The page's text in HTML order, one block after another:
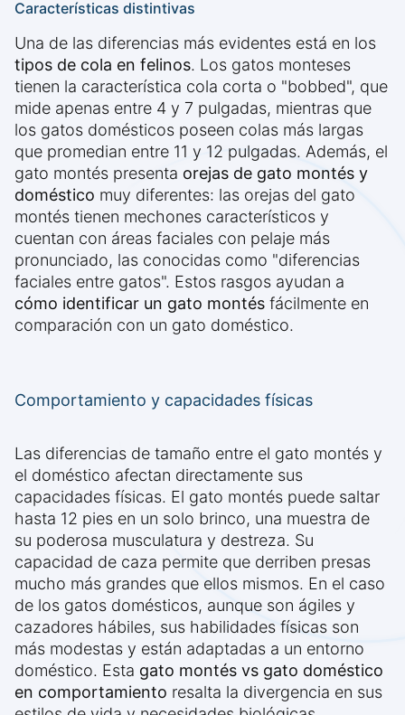
Características distintivas
Una de las diferencias más evidentes está en los
tipos de cola en felinos. Los gatos monteses
tienen la característica cola corta o "bobbed", que
mide apenas entre 4 y 7 pulgadas, mientras que
los gatos domésticos poseen colas más largas
que promedian entre 11 y 12 pulgadas. Además, el
gato montés presenta orejas de gato montés y
doméstico muy diferentes: las orejas del gato
montés tienen mechones característicos y
cuentan con áreas faciales con pelaje más
pronunciado, las conocidas como "diferencias
faciales entre gatos". Estos rasgos ayudan a
cómo identificar un gato montés fácilmente en
comparación con un gato doméstico.
Comportamiento y capacidades físicas
Las diferencias de tamaño entre el gato montés y
el doméstico afectan directamente sus
capacidades físicas. El gato montés puede saltar
hasta 12 pies en un solo brinco, una muestra de
su poderosa musculatura y destreza. Su
capacidad de caza permite que derriben presas
mucho más grandes que ellos mismos. En el caso
de los gatos domésticos, aunque son ágiles y
cazadores hábiles, sus habilidades físicas son
más modestas y están adaptadas a un entorno
doméstico. Esta gato montés vs gato doméstico
en comportamiento resalta la divergencia en sus